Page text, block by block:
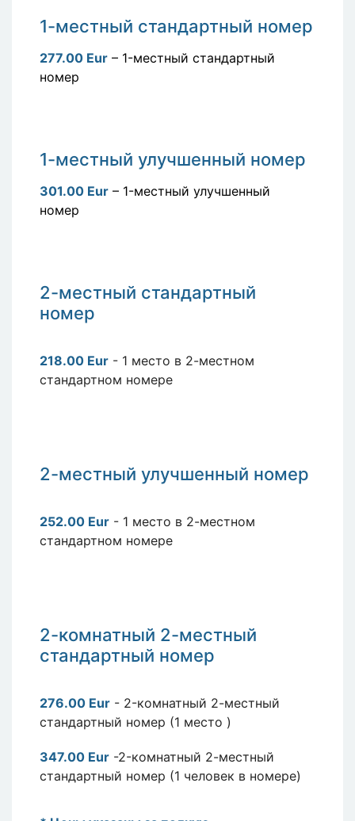
1-местный стандартный номер
277.00 Eur – 1-местный стандартный
номер
1-местный улучшенный номер
301.00 Eur – 1-местный улучшенный
номер
2-местный стандартный
номер
218.00 Eur - 1 место в 2-местном
стандартном номере
2-местный улучшенный номер
252.00 Eur - 1 место в 2-местном
стандартном номере
2-комнатный 2-местный
стандартный номер
276.00 Eur - 2-комнатный 2-местный
стандартный номер (1 место )
347.00 Eur -2-комнатный 2-местный
стандартный номер (1 человек в номере)